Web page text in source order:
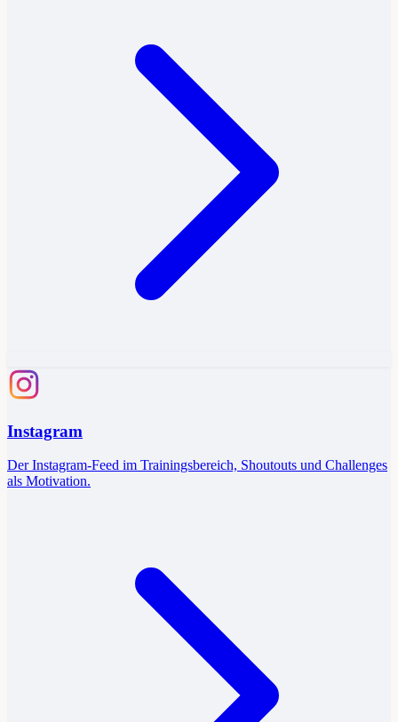
Instagram
Der Instagram-Feed im Trainingsbereich, Shoutouts und Challenges
als Motivation.